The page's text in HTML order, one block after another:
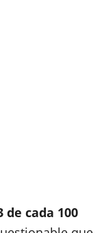
de cada 100